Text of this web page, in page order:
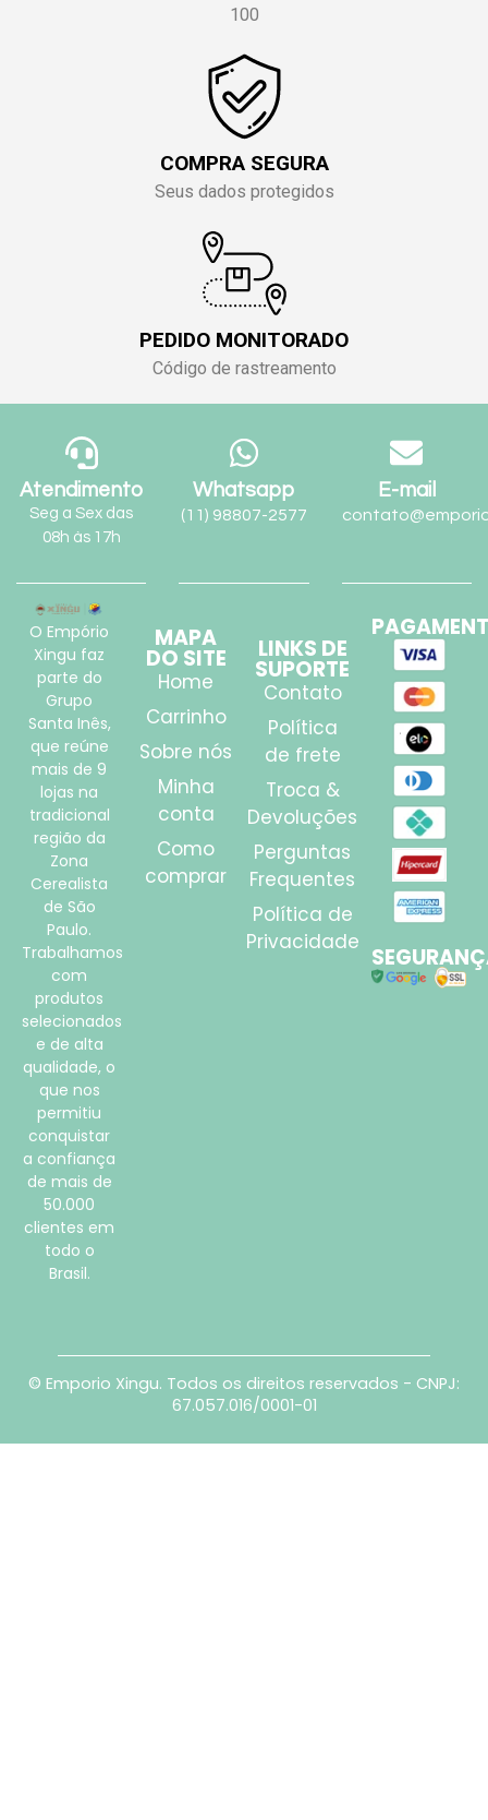
100
COMPRA SEGURA
Seus dados protegidos
PEDIDO MONITORADO
Código de rastreamento
Atendimento
Seg a Sex das
08h às 17h
Whatsapp
(11) 98807-2577
E-mail
O Empório
Xingu faz
parte do
Grupo
Santa Inês,
que reúne
mais de 9
lojas na
tradicional
região da
Zona
Cerealista
de São
Paulo.
Trabalhamos
com
produtos
selecionados
e de alta
qualidade, o
que nos
permitiu
conquistar
a confiança
de mais de
50.000
clientes em
todo o
Brasil.
MAPA
DO SITE
Home
Carrinho
Sobre nós
Minha
conta
Como
comprar
LINKS DE
SUPORTE
Contato
Política
de frete
Troca &
Devoluções
Perguntas
Frequentes
Política de
Privacidade
© Emporio Xingu. Todos os direitos reservados - CNPJ:
67.057.016/0001-01